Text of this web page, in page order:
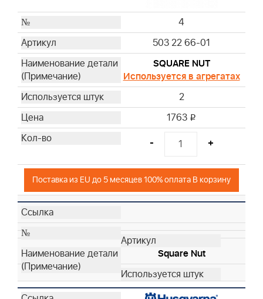
4
503 22 66-01
SQUARE NUT
Используется в агрегатах
2
1763 i
- +
Поставка из EU до 5 месяцев 100% оплата В корзину
Square Nut